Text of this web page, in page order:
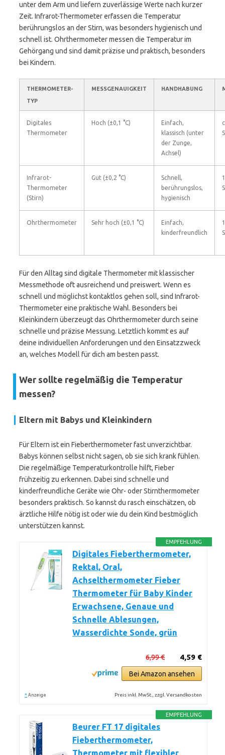
unter dem Arm und liefern zuverlässige Werte nach kurzer
Zeit. Infrarot-Thermometer erfassen die Temperatur
berührungslos an der Stirn, was besonders hygienisch und
schnell ist. Ohrthermometer messen die Temperatur im
Gehörgang und sind damit präzise und praktisch, besonders
bei Kindern.
THERMOMETER-
TYP
MESSGENAUIGKEIT HANDHABUNG
Digitales
Thermometer
Hoch (±0,1 °C)
Einfach,
klassisch (unter
der Zunge,
Achsel)
Infrarot-
Thermometer
(Stirn)
Gut (±0,2 °C)
Schnell,
berührungslos,
hygienisch
Ohrthermometer Sehr hoch (±0,1 °C)
Einfach,
kinderfreundlich
Für den Alltag sind digitale Thermometer mit klassischer
Messmethode oft ausreichend und preiswert. Wenn es
schnell und möglichst kontaktlos gehen soll, sind Infrarot-
Thermometer eine praktische Wahl. Besonders bei
Kleinkindern überzeugt das Ohrthermometer durch seine
schnelle und präzise Messung. Letztlich kommt es auf
deine individuellen Anforderungen und den Einsatzzweck
an, welches Modell für dich am besten passt.
Wer sollte regelmäßig die Temperatur
messen?
Eltern mit Babys und Kleinkindern
Für Eltern ist ein Fieberthermometer fast unverzichtbar.
Babys können selbst nicht sagen, ob sie sich krank fühlen.
Die regelmäßige Temperaturkontrolle hilft, Fieber
frühzeitig zu erkennen. Dabei sind schnelle und
kinderfreundliche Geräte wie Ohr- oder Stirnthermometer
besonders praktisch. So kannst du rasch einschätzen, ob
ärztliche Hilfe nötig ist oder wie du dein Kind bestmöglich
unterstützen kannst.
EMPFEHLUNG
Digitales Fieberthermometer,
Rektal, Oral,
Achselthermometer Fieber
Thermometer für Baby Kinder
Erwachsene, Genaue und
Schnelle Ablesungen,
Wasserdichte Sonde, grün
4,59 €
6,99 €
Bei Amazon ansehen
* Anzeige Preis inkl. MwSt., zzgl. Versandkosten
EMPFEHLUNG
Beurer FT 17 digitales
Fieberthermometer,
Thermometer mit flexibler